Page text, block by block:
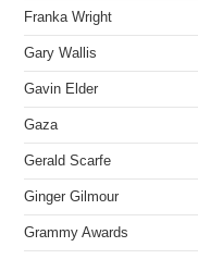
Franka Wright
Gary Wallis
Gavin Elder
Gaza
Gerald Scarfe
Ginger Gilmour
Grammy Awards